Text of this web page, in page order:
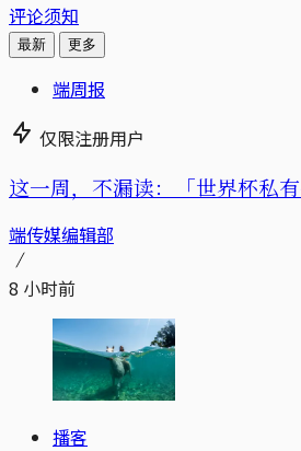
评论须知
最新 更多
端周报
仅限注册用户
这一周，不漏读：「世界杯私
端传媒编辑部
8 小时前
播客